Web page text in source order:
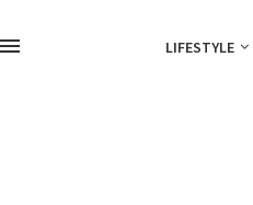
LIFESTYLE